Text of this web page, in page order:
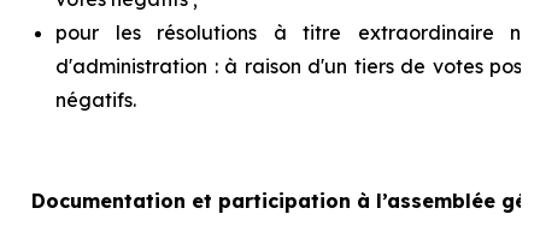
pour les résolutions à titre extraordinaire
d'administration : à raison d'un tiers de votes
négatifs.
Documentation et participation à l’assemblée